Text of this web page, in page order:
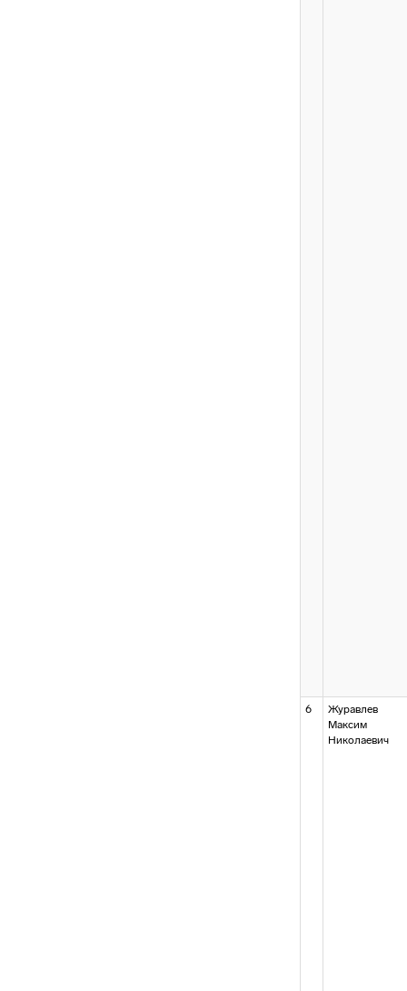
6
Журавлев
Максим
Николаевич